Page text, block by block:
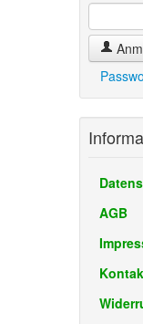
AGB